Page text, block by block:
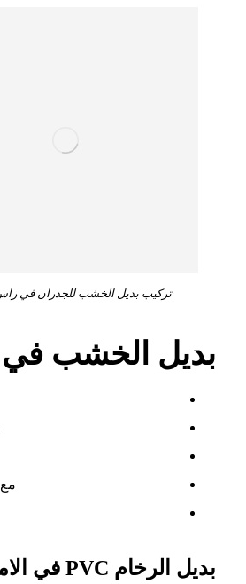
تركيب بديل الخشب للجدران في
بديل الخشب في
مع
بديل الرخام PVC في الامارات